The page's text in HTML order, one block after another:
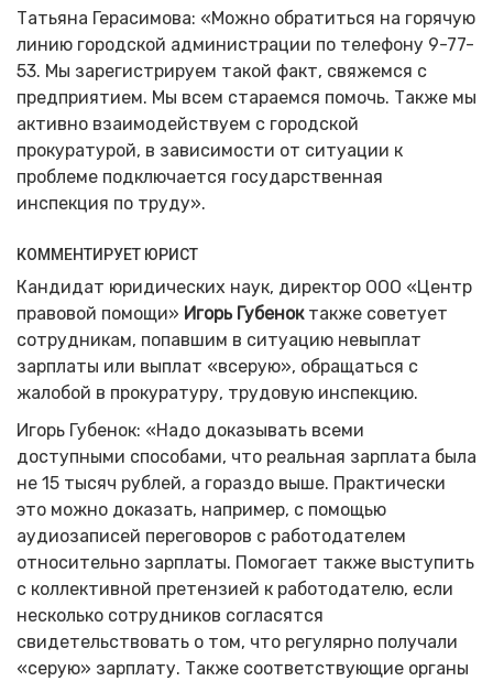
Татьяна Герасимова: «Можно обратиться на горячую
линию городской администрации по телефону 9-77-
53. Мы зарегистрируем такой факт, свяжемся с
предприятием. Мы всем стараемся помочь. Также мы
активно взаимодействуем с городской
прокуратурой, в зависимости от ситуации к
проблеме подключается государственная
инспекция по труду».
КОММЕНТИРУЕТ ЮРИСТ
Кандидат юридических наук, директор ООО «Центр
правовой помощи» Игорь Губенок также советует
сотрудникам, попавшим в ситуацию невыплат
зарплаты или выплат «всерую», обращаться с
жалобой в прокуратуру, трудовую инспекцию.
Игорь Губенок: «Надо доказывать всеми
доступными способами, что реальная зарплата была
не 15 тысяч рублей, а гораздо выше. Практически
это можно доказать, например, с помощью
аудиозаписей переговоров с работодателем
относительно зарплаты. Помогает также выступить
с коллективной претензией к работодателю, если
несколько сотрудников согласятся
свидетельствовать о том, что регулярно получали
«серую» зарплату. Также соответствующие органы